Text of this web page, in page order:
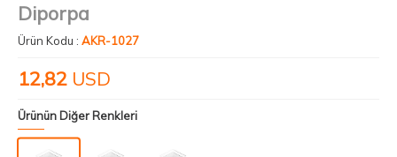
Diporpa
Ürün Kodu : AKR-1027
12,82 USD
Ürünün Diğer Renkleri